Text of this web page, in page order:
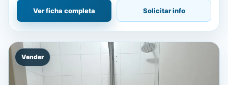
Este apartamento de 50 m² es la oportunidad que
estabas esperan
Ver ficha completa Solicitar info
Vender